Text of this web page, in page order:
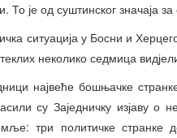
је од суштинског значаја
ситуација у Босни и
неколико седмица
највеће бошњачке
су Заједничку изјаву о
три политичке